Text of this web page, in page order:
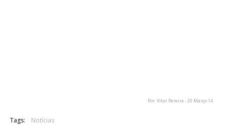
Por: Vítor Pereira - 20 Março 14
Tags: Notícias